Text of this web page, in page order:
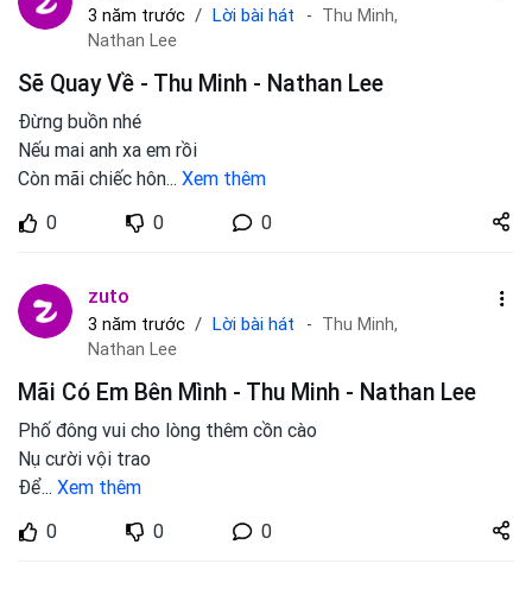
3 năm trước Lời bài hát
Thu Minh,
Nathan Lee
Sẽ Quay Về - Thu Minh - Nathan Lee
Đừng buồn nhé
Nếu mai anh xa em rồi
Còn mãi chiếc hôn... Xem thêm
0
0 0
Share
zuto.vn
zuto
3 năm trước Lời bài hát
Thu Minh,
Nathan Lee
Mãi Có Em Bên Mình - Thu Minh - Nathan Lee
Phố đông vui cho lòng thêm cồn cào
Nụ cười vội trao
Để... Xem thêm
0
0 0
Share
zuto.vn